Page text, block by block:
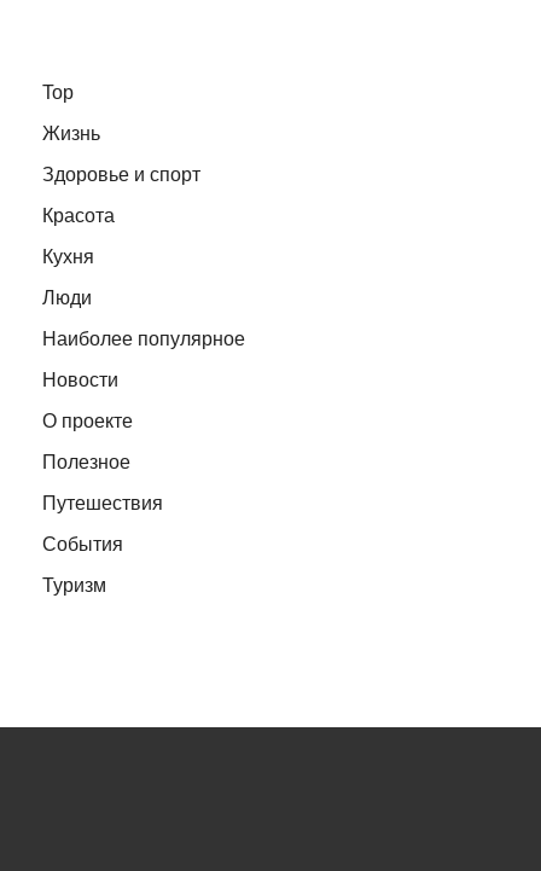
Top
Жизнь
Здоровье и спорт
Красота
Кухня
Люди
Наиболее популярное
Новости
О проекте
Полезное
Путешествия
События
Туризм